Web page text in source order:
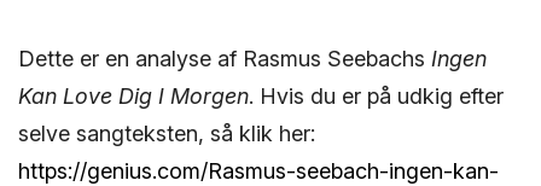
Dette er en analyse af Rasmus Seebachs Ingen
Kan Love Dig I Morgen. Hvis du er på udkig efter
selve sangteksten, så klik her:
https://genius.com/Rasmus-seebach-ingen-kan-